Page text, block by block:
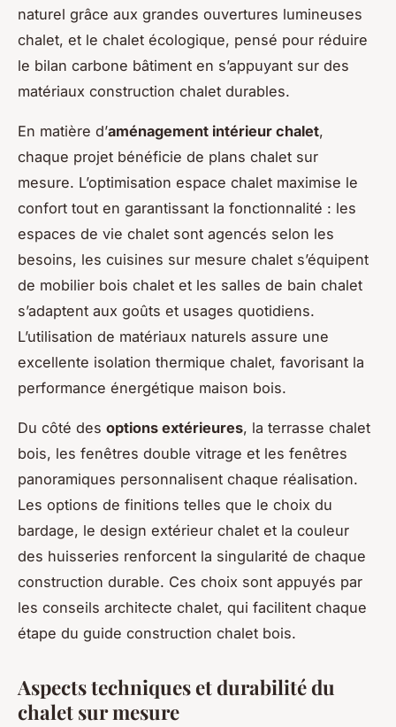
naturel grâce aux grandes ouvertures lumineuses
chalet, et le chalet écologique, pensé pour réduire
le bilan carbone bâtiment en s’appuyant sur des
matériaux construction chalet durables.
En matière d’aménagement intérieur chalet,
chaque projet bénéficie de plans chalet sur
mesure. L’optimisation espace chalet maximise le
confort tout en garantissant la fonctionnalité : les
espaces de vie chalet sont agencés selon les
besoins, les cuisines sur mesure chalet s’équipent
de mobilier bois chalet et les salles de bain chalet
s’adaptent aux goûts et usages quotidiens.
L’utilisation de matériaux naturels assure une
excellente isolation thermique chalet, favorisant la
performance énergétique maison bois.
Du côté des options extérieures, la terrasse chalet
bois, les fenêtres double vitrage et les fenêtres
panoramiques personnalisent chaque réalisation.
Les options de finitions telles que le choix du
bardage, le design extérieur chalet et la couleur
des huisseries renforcent la singularité de chaque
construction durable. Ces choix sont appuyés par
les conseils architecte chalet, qui facilitent chaque
étape du guide construction chalet bois.
Aspects techniques et durabilité du
chalet sur mesure